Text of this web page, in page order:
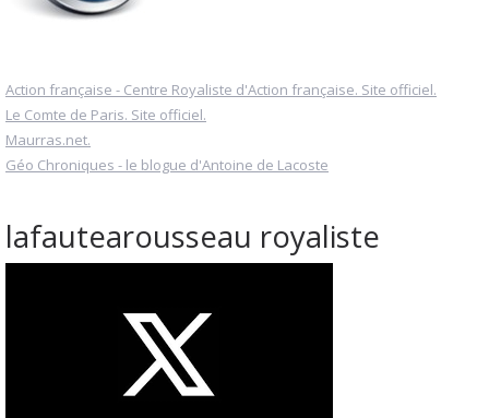
Action française - Centre Royaliste d'Action française. Site officiel.
Le Comte de Paris. Site officiel.
Maurras.net.
Géo Chroniques - le blogue d'Antoine de Lacoste
lafautearousseau royaliste